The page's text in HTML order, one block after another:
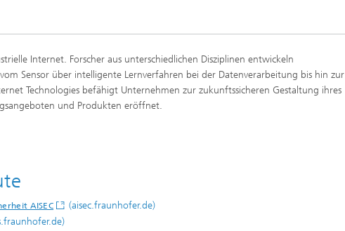
Nord- und Südamerika
Asien
Internet. Forscher aus unterschiedlichen Disziplinen entwickeln
Sensor über intelligente Lernverfahren bei der Datenverarbeitung bis hin zur
Technologies befähigt Unternehmen zur zukunftssicheren Gestaltung ihres
und Produkten eröffnet.
AISEC (aisec.fraunhofer.de)